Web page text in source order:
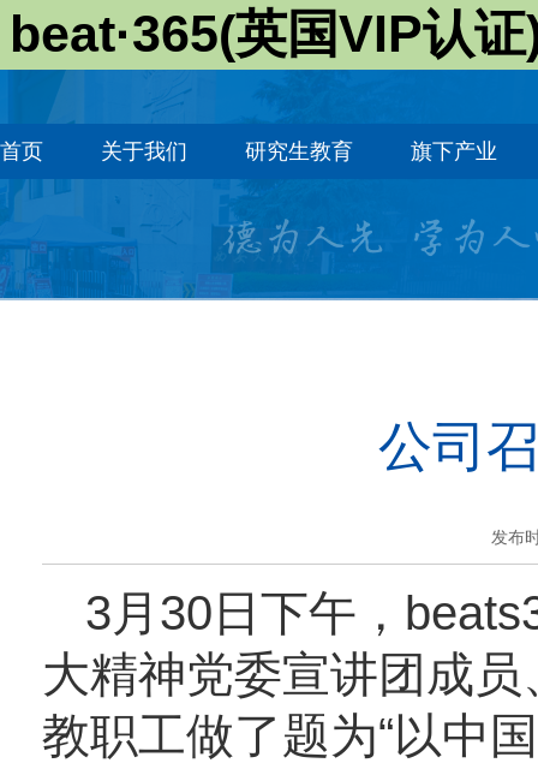
beat·365(英国VIP认
首页 关于我们 研究生教育 旗下产业
公司
发布
3月30日下午，
大精神党委宣讲团成
教职工做了题为“以中